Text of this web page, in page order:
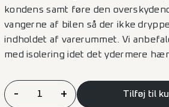
kondens samt føre den
vangerne af bilen så der ikke
indholdet af varerummet. Vi
med isolering idet det ydermere
Loftbeklædning
Finer
- + Tilføj til